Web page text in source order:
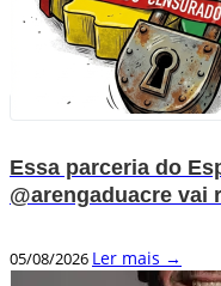
Essa parceria do
@arengaduacre vai
05/08/2026 Ler mais →